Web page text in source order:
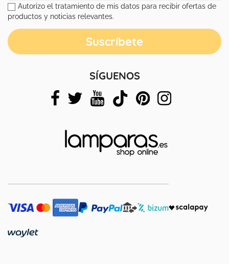
Autorizo el tratamiento de mis datos para recibir ofertas de
productos y noticias relevantes.
SÍGUENOS